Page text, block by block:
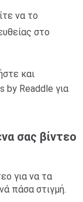
να το
στο
και
by Readdle για
σας βίντεο
για να τα
πάσα στιγμή.